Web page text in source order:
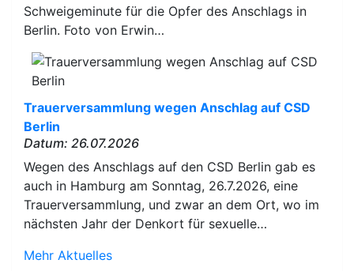
Schweigeminute für die Opfer des Anschlags in
Berlin. Foto von Erwin…
Trauerversammlung wegen Anschlag auf CSD
Berlin
Datum: 26.07.2026
Wegen des Anschlags auf den CSD Berlin gab es
auch in Hamburg am Sonntag, 26.7.2026, eine
Trauerversammlung, und zwar an dem Ort, wo im
nächsten Jahr der Denkort für sexuelle…
Mehr Aktuelles